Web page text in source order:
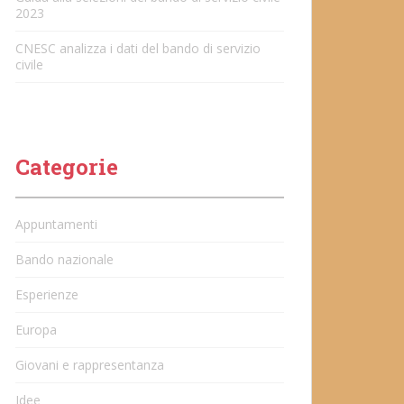
2023
CNESC analizza i dati del bando di servizio
civile
Categorie
Appuntamenti
Bando nazionale
Esperienze
Europa
Giovani e rappresentanza
Idee